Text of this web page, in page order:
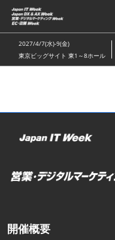
ス
キ
ッ
し
む
2027/4/7(水)-9(金)
東京ビッグサイト 東1～8ホール
開催概要